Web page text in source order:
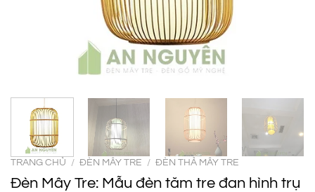
TRANG CHỦ / ĐÈN MÂY TRE / ĐÈN THẢ MÂY TRE
Đèn Mây Tre: Mẫu đèn tăm tre đan hình trụ